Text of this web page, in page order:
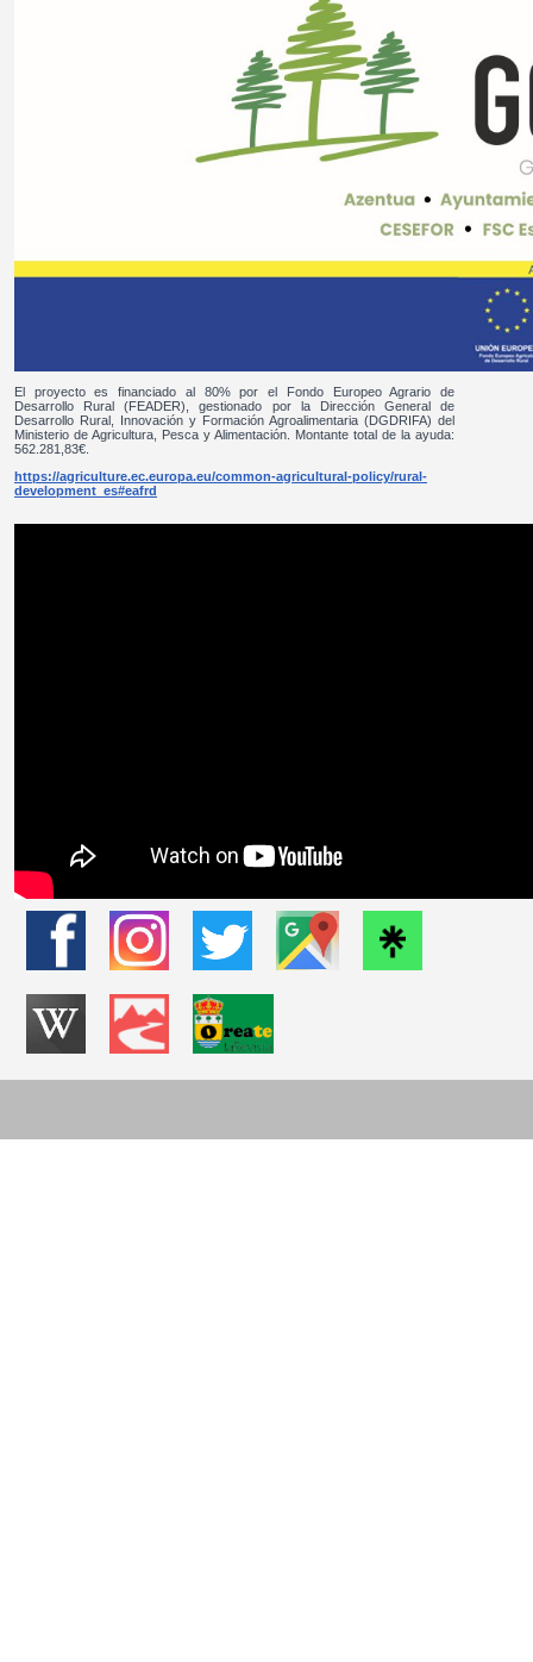
El proyecto es financiado al 80% por el Fondo Europeo Agrario de
Desarrollo Rural (FEADER), gestionado por la Dirección General de
Desarrollo Rural, Innovación y Formación Agroalimentaria (DGDRIFA) del
Ministerio de Agricultura, Pesca y Alimentación. Montante total de la ayuda:
562.281,83€.
https://agriculture.ec.europa.eu/common-agricultural-policy/rural-
development_es#eafrd